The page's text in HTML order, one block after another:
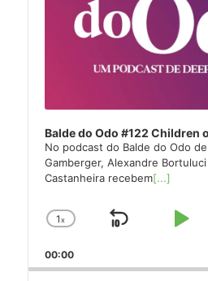
Balde do Odo #122 Children
No podcast do Balde do Odo de
Gamberger, Alexandre Bortuluci
Castanheira recebem[...]
Change
Rate
1x
Skip
00:00